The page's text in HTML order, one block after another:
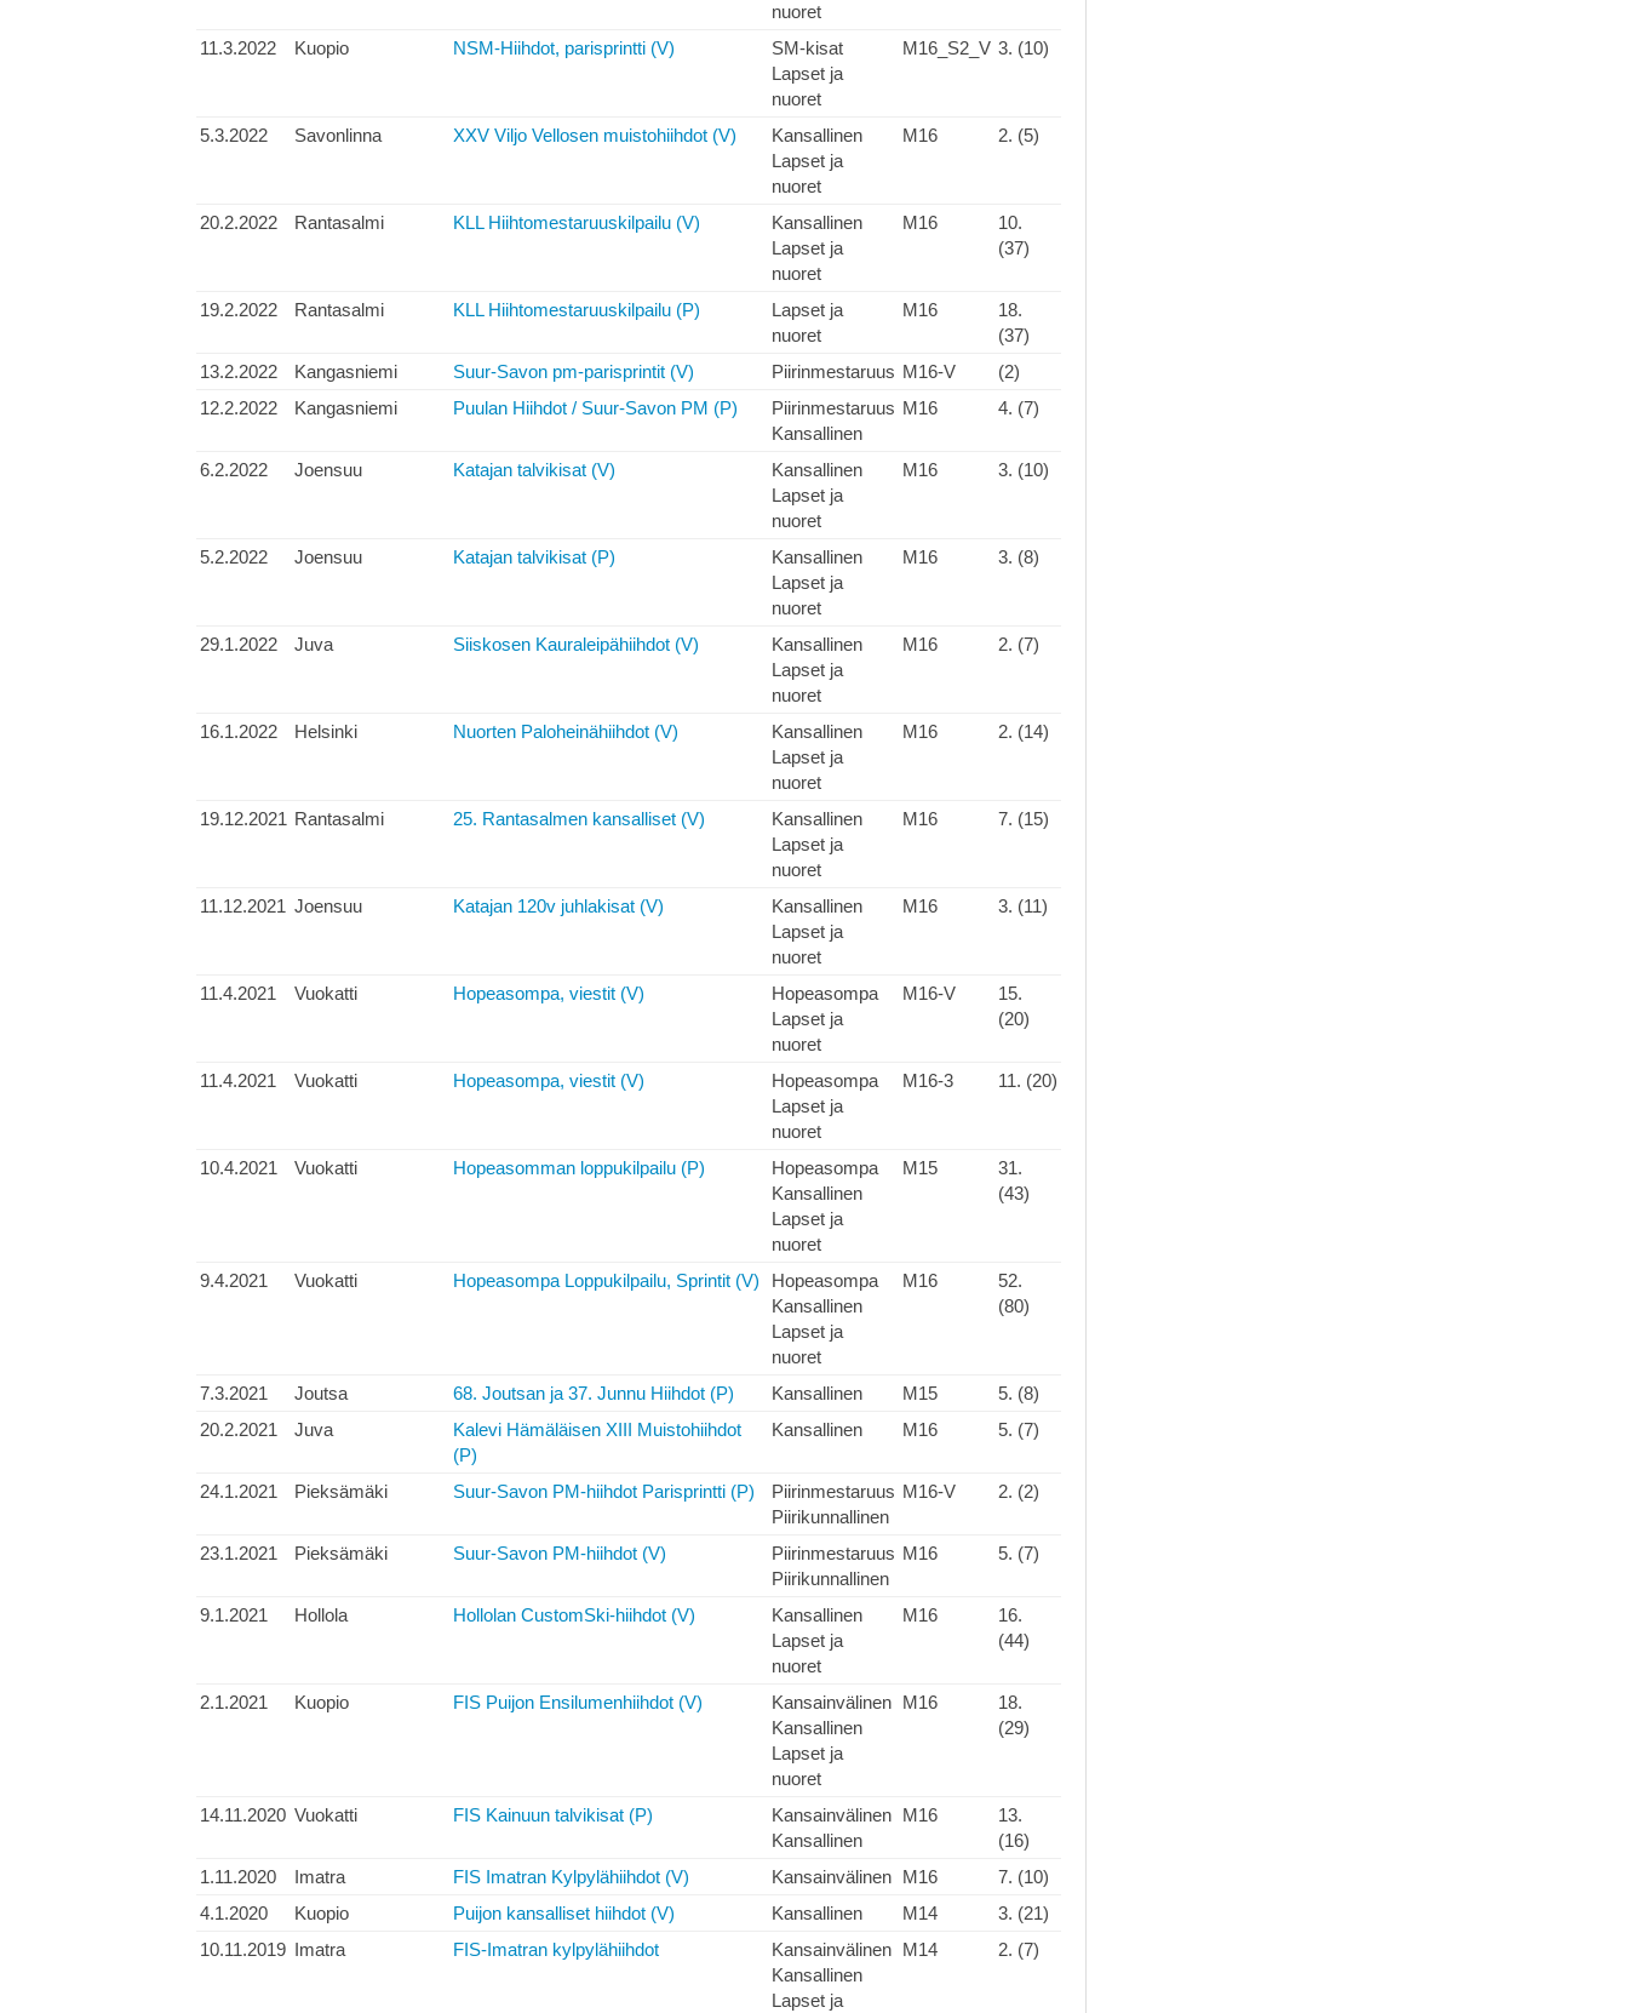
nuoret
11.3.2022 Kuopio NSM-Hiihdot, parisprintti (V)
SM-kisat
Lapset ja
nuoret
M16_S2_V 3. (10)
5.3.2022 Savonlinna XXV Viljo Vellosen muistohiihdot (V)
Kansallinen
Lapset ja
nuoret
M16 2. (5)
20.2.2022 Rantasalmi KLL Hiihtomestaruuskilpailu (V)
Kansallinen
Lapset ja
nuoret
M16
10.
(37)
19.2.2022 Rantasalmi KLL Hiihtomestaruuskilpailu (P)
Lapset ja
nuoret
M16
18.
(37)
13.2.2022
Kangasniemi Suur-Savon pm-parisprintit (V) Piirinmestaruus M16-V
(2)
12.2.2022
Kangasniemi Puulan Hiihdot / Suur-Savon PM (P)
Piirinmestaruus
Kansallinen
M16 4. (7)
6.2.2022 Joensuu Katajan talvikisat (V)
Kansallinen
Lapset ja
nuoret
M16 3. (10)
5.2.2022 Joensuu Katajan talvikisat (P)
Kansallinen
Lapset ja
nuoret
M16 3. (8)
29.1.2022 Juva Siiskosen Kauraleipähiihdot (V)
Kansallinen
Lapset ja
nuoret
M16 2. (7)
16.1.2022 Helsinki Nuorten Paloheinähiihdot (V)
Kansallinen
Lapset ja
nuoret
M16 2. (14)
19.12.2021 Rantasalmi 25. Rantasalmen kansalliset (V)
Kansallinen
Lapset ja
nuoret
M16 7. (15)
11.12.2021 Joensuu Katajan 120v juhlakisat (V)
Kansallinen
Lapset ja
nuoret
M16 3. (11)
11.4.2021 Vuokatti Hopeasompa, viestit (V)
Hopeasompa
Lapset ja
nuoret
M16-V
15.
(20)
11.4.2021 Vuokatti Hopeasompa, viestit (V)
Hopeasompa
Lapset ja
nuoret
M16-3 11. (20)
10.4.2021 Vuokatti Hopeasomman loppukilpailu (P)
Hopeasompa
Kansallinen
Lapset ja
nuoret
M15
31.
(43)
9.4.2021 Vuokatti Hopeasompa Loppukilpailu, Sprintit (V)
Hopeasompa
Kansallinen
Lapset ja
nuoret
M16
52.
(80)
7.3.2021 Joutsa 68. Joutsan ja 37. Junnu Hiihdot (P) Kansallinen M15
5. (8)
20.2.2021
Juva
Kalevi Hämäläisen XIII Muistohiihdot
(P)
Kansallinen M16 5. (7)
24.1.2021 Pieksämäki Suur-Savon PM-hiihdot Parisprintti (P)
Piirinmestaruus
Piirikunnallinen
M16-V 2. (2)
23.1.2021 Pieksämäki Suur-Savon PM-hiihdot (V)
Piirinmestaruus
Piirikunnallinen
M16 5. (7)
9.1.2021 Hollola Hollolan CustomSki-hiihdot (V)
Kansallinen
Lapset ja
nuoret
M16
16.
(44)
2.1.2021 Kuopio FIS Puijon Ensilumenhiihdot (V)
Kansainvälinen
Kansallinen
Lapset ja
nuoret
M16
18.
(29)
14.11.2020 Vuokatti FIS Kainuun talvikisat (P)
Kansainvälinen
Kansallinen
M16
13.
(16)
1.11.2020
Imatra FIS Imatran Kylpylähiihdot (V) Kansainvälinen M16
7. (10)
4.1.2020
Kuopio Puijon kansalliset hiihdot (V) Kansallinen M14
3. (21)
10.11.2019 Imatra FIS-Imatran kylpylähiihdot
Kansainvälinen
Kansallinen
Lapset ja
M14 2. (7)